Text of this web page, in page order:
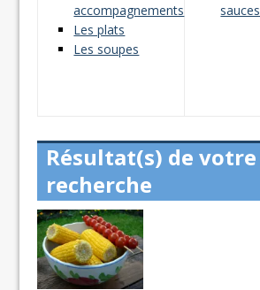
accompagnements
Les plats
Les soupes
sauces
Résultat(s) de votre
recherche